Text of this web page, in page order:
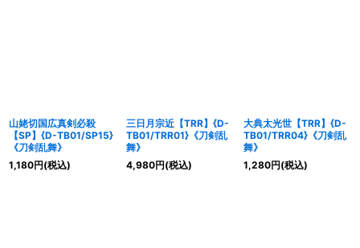
山姥切国広真剣必殺
【SP】{D-TB01/SP15}
《刀剣乱舞》
1,180円(税込)
三日月宗近【TRR】{D-
TB01/TRR01}《刀剣乱
舞》
4,980円(税込)
大典太光世【TRR】{D-
TB01/TRR04}《刀剣乱
舞》
1,280円(税込)